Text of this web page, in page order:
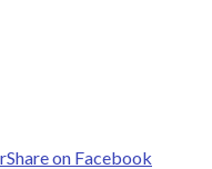
Share on Facebook